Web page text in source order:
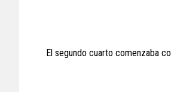
El segundo cuarto comenzaba